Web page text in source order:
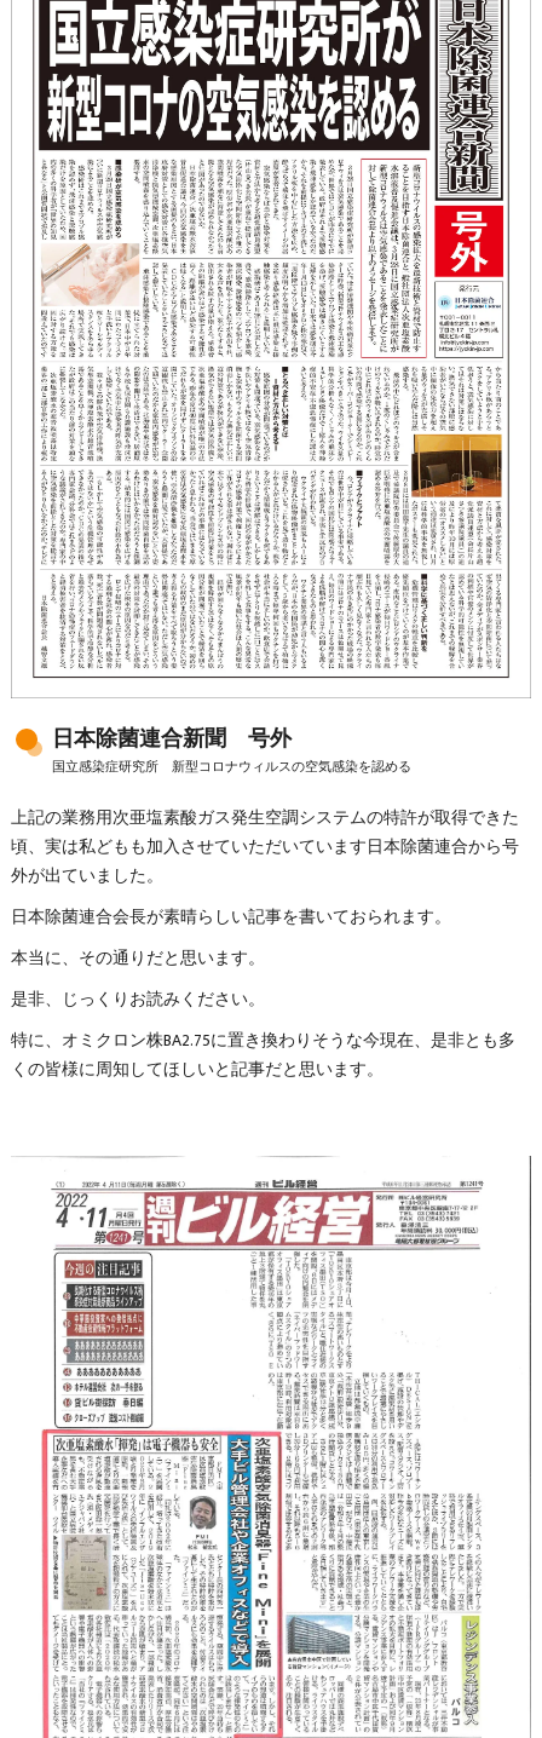
日本除菌連合新聞 号外
国立感染症研究所 新型コロナウィルスの空気感染を認める
上記の業務用次亜塩素酸ガス発生空調システムの特許が取得できた
頃、実は私どもも加入させていただいています日本除菌連合から号
外が出ていました。
日本除菌連合会長が素晴らしい記事を書いておられます。
本当に、その通りだと思います。
是非、じっくりお読みください。
特に、オミクロン株BA2.75に置き換わりそうな今現在、是非とも多
くの皆様に周知してほしいと記事だと思います。